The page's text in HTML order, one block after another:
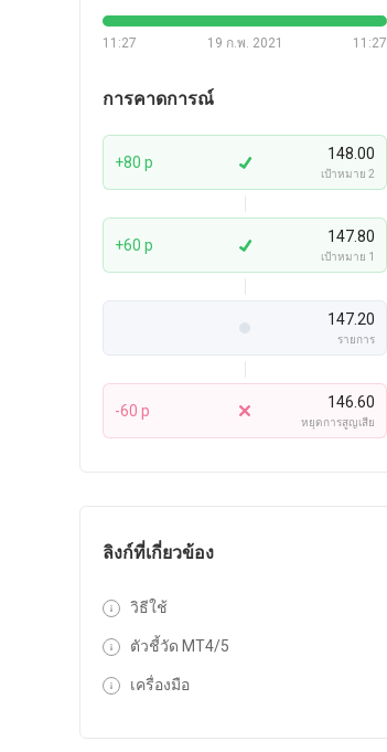
11:27 11:27
19 ก.พ. 2021
การคาดการณ์
+80 p 148.00
เป้าหมาย 2
+60 p 147.80
เป้าหมาย 1
147.20
รายการ
-60 p 146.60
หยุดการสูญเสีย
ลิงก์ที่เกี่ยวข้อง
วิธีใช้
ตัวชี้วัด MT4/5
เครื่องมือ